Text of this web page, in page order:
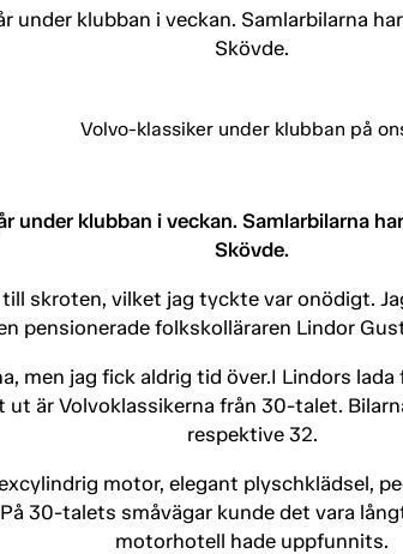
under klubban i veckan. Samlarbilarna
Skövde.
under klubban i veckan. Samlarbilarna
Skövde.
skroten, vilket jag tyckte var onödigt.
pensionerade folkskolläraren Lindor
men jag fick aldrig tid över.I Lindors
är Volvoklassikerna från 30-talet.
respektive 32.
motor, elegant plyschklädsel,
30-talets småvägar kunde det vara
motorhotell hade uppfunnits.